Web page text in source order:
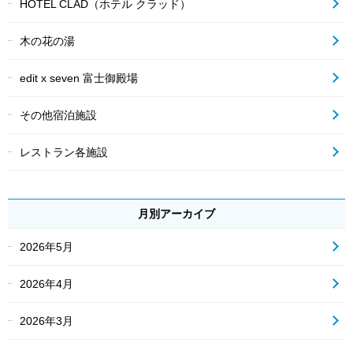
HOTEL CLAD（ホテル クラッド）
木の花の湯
edit x seven 富士御殿場
その他宿泊施設
レストラン各施設
月別アーカイブ
2026年5月
2026年4月
2026年3月